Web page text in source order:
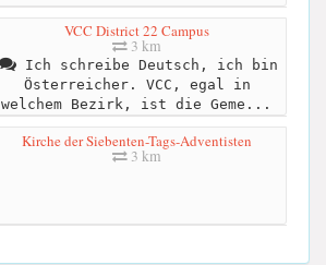
VCC District 22 Campus
3 km
Ich schreibe Deutsch, ich bin
Österreicher. VCC, egal in
welchem Bezirk, ist die Geme...
Kirche der Siebenten-Tags-Adventisten
3 km